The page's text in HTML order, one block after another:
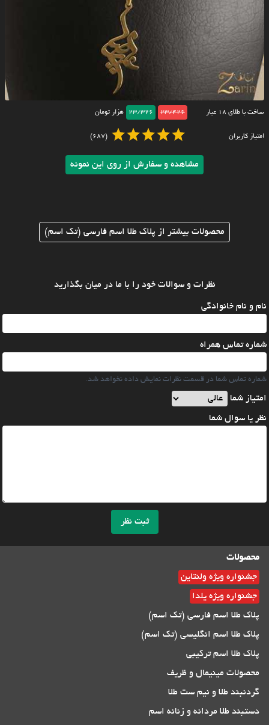
ساخت با طلای ۱۸ عیار 23/426
23/326 هزار تومان
امتیاز کاربران (687)
مشاهده و سفارش از روی این نمونه
محصولات بیشتر از پلاک طلا اسم فارسی (تک اسم)
نظرات و سوالات خود را با ما در میان بگذارید
نام و نام خانوادگی
شماره تماس همراه
شماره تماس شما در قسمت نظرات نمایش داده نخواهد شد.
امتیاز شما
نظر یا سوال شما
ثبت نظر
محصولات
جشنواره ویژه ولنتاین
جشنواره ویژه یلدا
پلاک طلا اسم فارسی (تک اسم)
پلاک طلا اسم انگلیسی (تک اسم)
پلاک طلا اسم ترکیبی
محصولات مینیمال و ظریف
گردنبند طلا و نیم ست طلا
دستبند طلا مردانه و زنانه اسم